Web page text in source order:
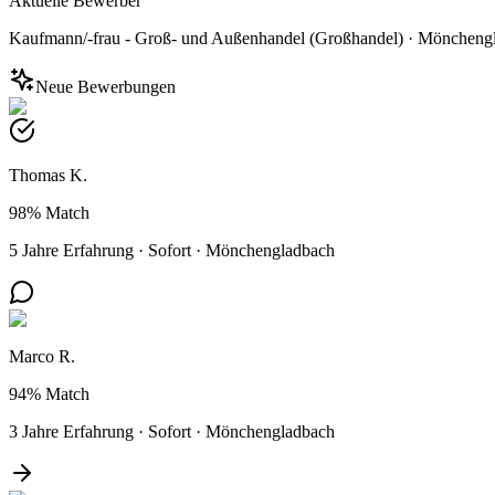
Kaufmann/-frau - Groß- und Außenhandel (Großhandel) ·
Neue Bewerbungen
Thomas K.
98% Match
5 Jahre Erfahrung · Sofort · Mönchengladbach
Marco R.
94% Match
3 Jahre Erfahrung · Sofort · Mönchengladbach